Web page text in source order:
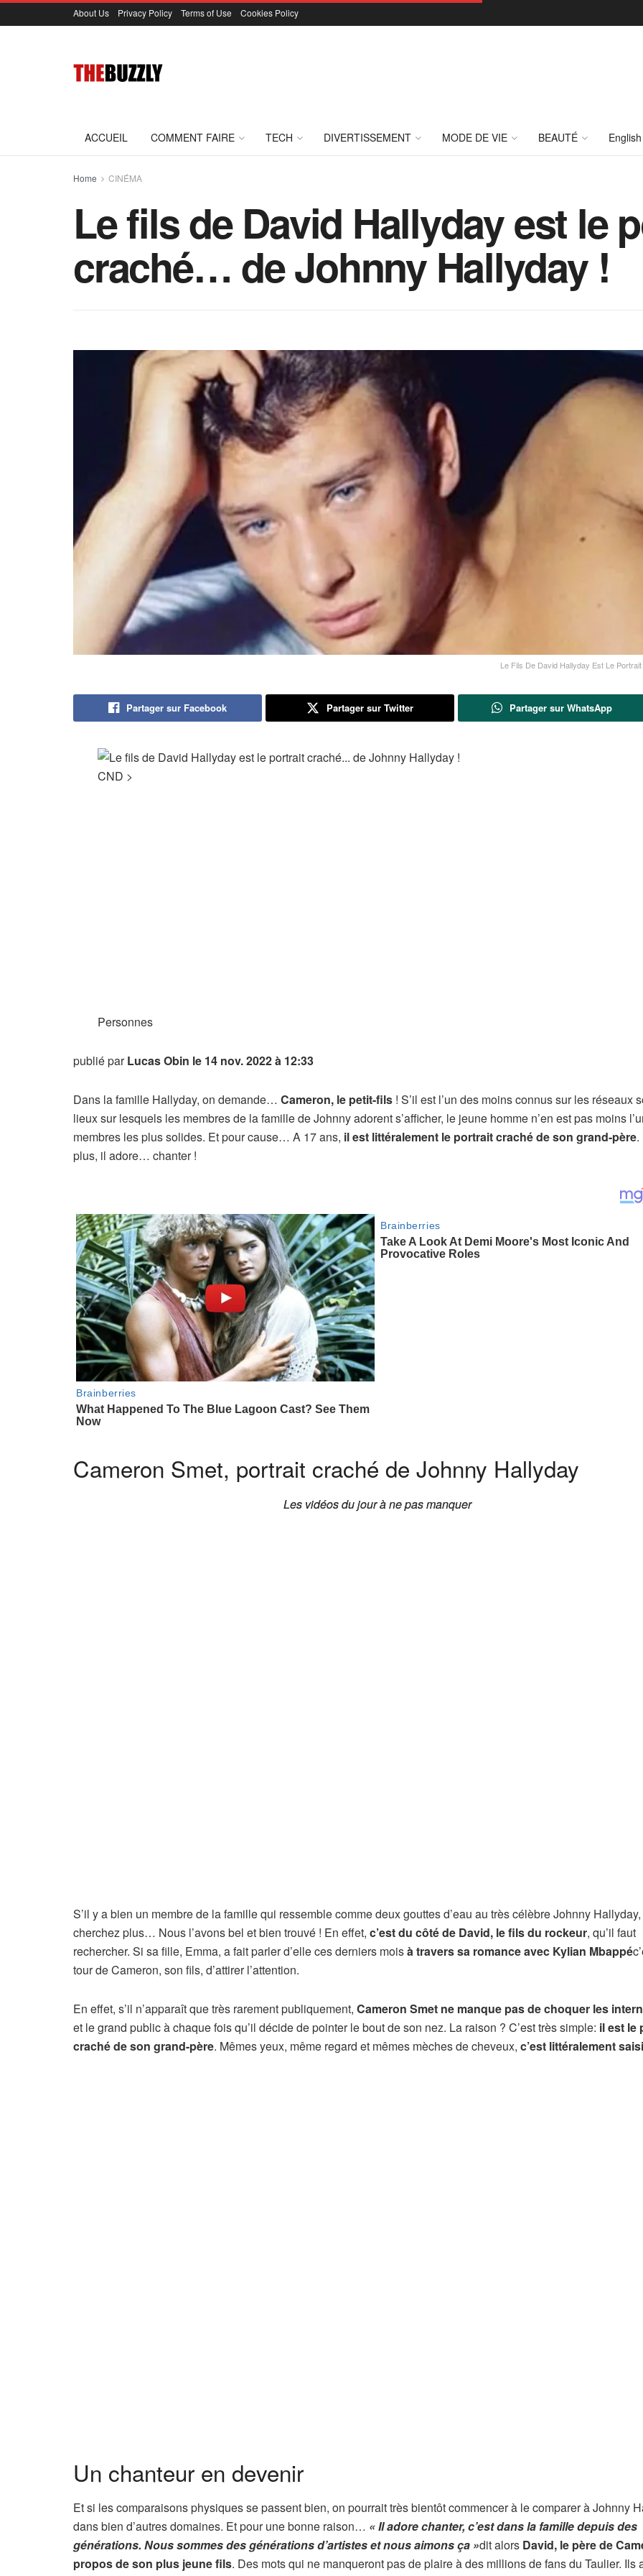
About Us Privacy Policy Terms of Use Cookies Policy
ACCUEIL COMMENT FAIRE TECH DIVERTISSEMENT MODE DE VIE BEAUTÉ
Home CINÉMA
Le fils de David Hallyday est le
craché… de Johnny Hallyday !
Le Fils De David Hallyday Est Le
Partager sur Facebook Partager sur Twitter Partager sur WhatsApp
CND >
Personnes
publié parLucas Obin le 14 nov. 2022 à 12:33
Dans la famille Hallyday, on demande… Cameron, le petit-fils ! S’il est l’un des moins connus sur les réseaux
lieux sur lesquels les membres de la famille de Johnny adorent s’afficher, le jeune homme n’en est pas moins
membres les plus solides. Et pour cause… A 17 ans, il est littéralement le portrait craché de son grand-père.
plus, il adore… chanter !
Cameron Smet, portrait craché de Johnny Hallyday
Les vidéos du jour à ne pas manquer
Les vidéos du jour à ne pas manquer
S’il y a bien un membre de la famille qui ressemble comme deux gouttes d’eau au très célèbre Johnny
cherchez plus… Nous l’avons bel et bien trouvé ! En effet, c’est du côté de David, le fils du rockeur, qu’il faut
rechercher. Si sa fille, Emma, ​​a fait parler d’elle ces derniers moisà travers sa romance avec Kylian Mbappé
tour de Cameron, son fils, d’attirer l’attention.
En effet, s’il n’apparaît que très rarement publiquement, Cameron Smet ne manque pas de choquer les
et le grand public à chaque fois qu’il décide de pointer le bout de son nez. La raison ? C’est très simple: il est le
craché de son grand-père. Mêmes yeux, même regard et mêmes mèches de cheveux, c’est littéralement
Un chanteur en devenir
Et si les comparaisons physiques se passent bien, on pourrait très bientôt commencer à le comparer à Johnny
dans bien d’autres domaines. Et pour une bonne raison… « Il adore chanter, c’est dans la famille depuis des
générations. Nous sommes des générations d’artistes et nous aimons ça »dit alors David, le père de
propos de son plus jeune fils. Des mots qui ne manqueront pas de plaire à des millions de fans du Taulier. Ils